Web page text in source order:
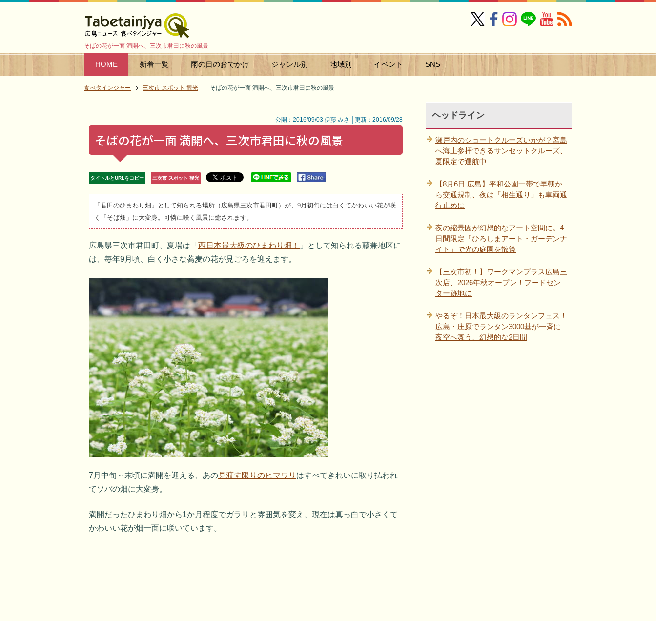
そばの花が一面 満開へ、三次市君田に秋の風景
HOME 新着一覧 雨の日のおでかけ ジャンル別 地域別 イベント SNS
食べタインジャー 三次市 スポット 観光 そばの花が一面 満開へ、三次市君田に秋の風景
公開：2016/09/03 伊藤 みさ │更新：2016/09/28
そばの花が一面 満開へ、三次市君田に秋の風景
タイトルとURLをコピー 三次市 スポット 観光
「君田のひまわり畑」として知られる場所（広島県三次市君田町）が、9月初旬には白くてかわいい花が咲
く「そば畑」に大変身。可憐に咲く風景に癒されます。
広島県三次市君田町、夏場は「 西日本最大級のひまわり畑！
」として知られる藤兼地区に
は、毎年9月頃、白く小さな蕎麦の花が見ごろを迎えます。
7月中旬～末頃に満開を迎える、あの見渡す限りのヒマワリ はすべてきれいに取り払われ
てソバの畑に大変身。
満開だったひまわり畑から1か月程度でガラリと雰囲気を変え、現在は真っ白で小さくて
かわいい花が畑一面に咲いています。
ヘッドライン
瀬戸内のショートクルーズいかが？宮島
へ海上参拝できるサンセットクルーズ、
夏限定で運航中
【8月6日 広島】平和公園一帯で早朝か
ら交通規制、夜は「相生通り」も車両通
行止めに
夜の縮景園が幻想的なアート空間に。4
日間限定「ひろしまアート・ガーデンナ
イト」で光の庭園を散策
【三次市初！】ワークマンプラス広島三
次店、2026年秋オープン！フードセン
ター跡地に
やるぞ！日本最大級のランタンフェス！
広島・庄原でランタン3000基が一斉に
夜空へ舞う、幻想的な2日間